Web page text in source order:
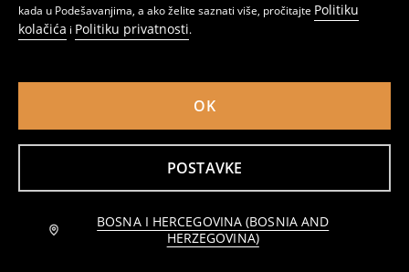
kada u Podešavanjima, a ako želite saznati više, pročitajte Politiku
kolačića i Politiku privatnosti.
POSTAVKE
OK
BOSNA I HERCEGOVINA (BOSNIA AND
HERZEGOVINA)
Haljina s cvetnim motivom